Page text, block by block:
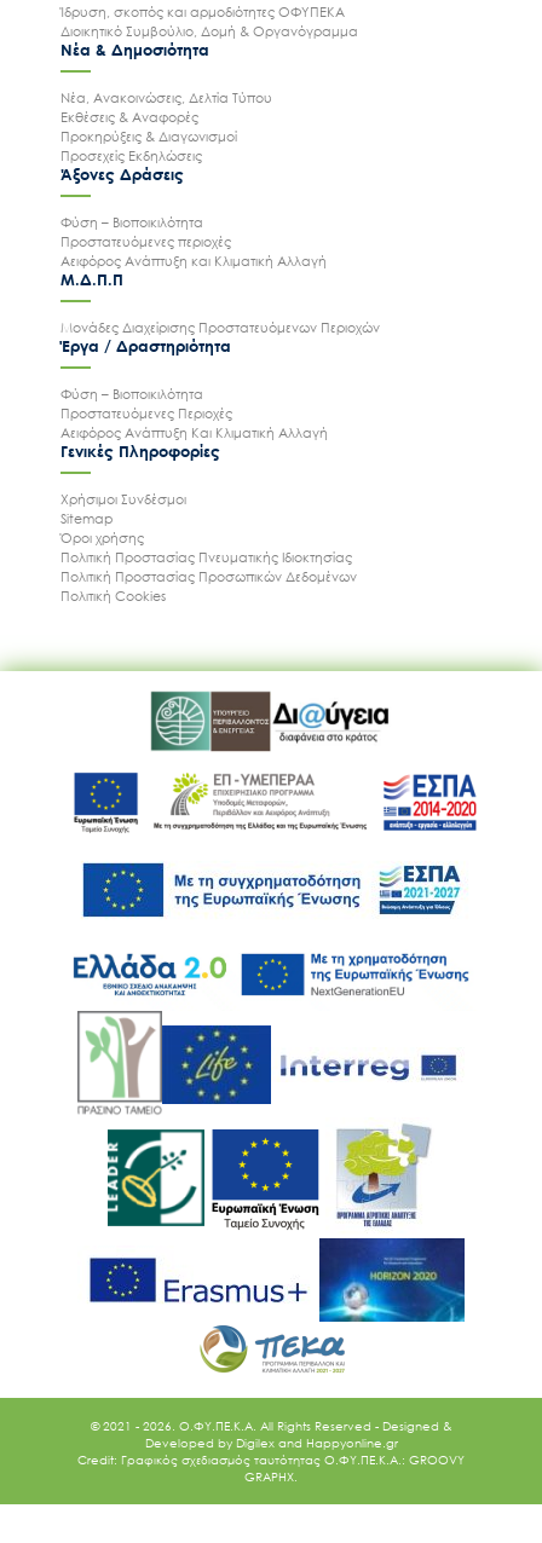
Ίδρυση, σκοπός και αρμοδιότητες ΟΦΥΠΕΚΑ
Διοικητικό Συμβούλιο, Δομή & Οργανόγραμμα
Νέα & Δημοσιότητα
Νέα, Ανακοινώσεις, Δελτία Τύπου
Εκθέσεις & Αναφορές
Προκηρύξεις & Διαγωνισμοί
Προσεχείς Εκδηλώσεις
Άξονες Δράσεις
Φύση – Βιοποικιλότητα
Προστατευόμενες περιοχές
Αειφόρος Ανάπτυξη και Κλιματική Αλλαγή
Μ.Δ.Π.Π
Μονάδες Διαχείρισης Προστατευόμενων Περιοχών
Έργα / Δραστηριότητα
Φύση – Βιοποικιλότητα
Προστατευόμενες Περιοχές
Αειφόρος Ανάπτυξη Και Κλιματική Αλλαγή
Γενικές Πληροφορίες
Χρήσιμοι Συνδέσμοι
Sitemap
Όροι χρήσης
Πολιτική Προστασίας Πνευματικής Ιδιοκτησίας
Πολιτική Προστασίας Προσωπικών Δεδομένων
Πολιτική Cookies
© 2021 - 2026. O.ΦΥ.ΠΕ.Κ.Α. All Rights Reserved - Designed &
Developed by Digilex and Happyonline.gr
Credit: Γραφικός σχεδιασμός ταυτότητας Ο.ΦΥ.ΠΕ.Κ.Α.: GROOVY
GRAPHX.